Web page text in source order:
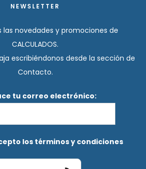
NEWSLETTER
novedades y promociones de
CALCULADOS.
escribiéndonos desde la sección de
Contacto.
tu correo electrónico:
los términos y condiciones